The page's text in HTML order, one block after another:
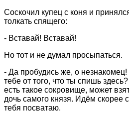
Соскочил купец с коня и
толкать спящего:
- Вставай! Вставай!
Но тот и не думал просыпаться.
- Да пробудись же, о незнакомец!
тебе от того, что ты спишь здесь?
есть такое сокровище, может
дочь самого князя. Идём скорее
тебя посватаю.